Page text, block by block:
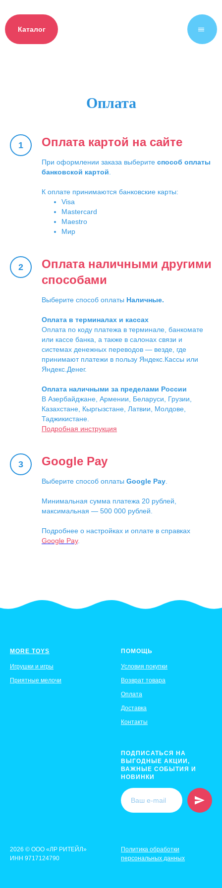
Каталог |||
Оплата
Оплата картой на сайте
При оформлении заказа выберите способ оплаты
банковской картой
К оплате принимаются банковские карты:
Visa
Mastercard
Maestro
Мир
Оплата наличными другими
способами
Выберите способ оплаты Наличные.
Оплата в терминалах и кассах
Оплата по коду платежа в терминале, банкомате
или кассе банка, а также в салонах связи и
системах денежных переводов — везде, где
принимают платежи в пользу Яндекс.Кассы или
Яндекс.Денег.
Оплата наличными за пределами России
В Азербайджане, Армении, Беларуси, Грузии,
Казахстане, Кыргызстане, Латвии, Молдове,
Таджикистане.
Подробная инструкция
Google Pay
Выберите способ оплаты Google Pay
Минимальная сумма платежа 20 рублей,
максимальная — 500 000 рублей.
Подробнее о настройках и оплате в справках
Google Pay.
MORE TOYS
Игрушки и игры
Приятные мелочи
ПОМОЩЬ
Условия покупки
Возврат товара
Оплата
Доставка
Контакты
ПОДПИСАТЬСЯ НА
ВЫГОДНЫЕ АКЦИИ,
ВАЖНЫЕ СОБЫТИЯ И
НОВИНКИ
2026 © ООО «ЛР РИТЕЙЛ»
ИНН 9717124790
Политика обработки
персональных данных